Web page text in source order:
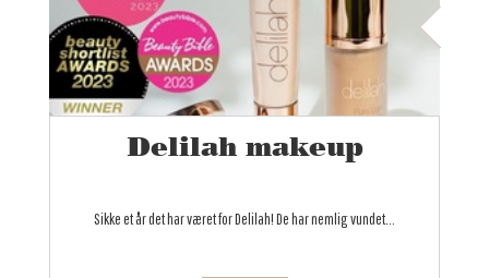
Delilah makeup
Sikke et år det har været for Delilah! De har nemlig vundet...